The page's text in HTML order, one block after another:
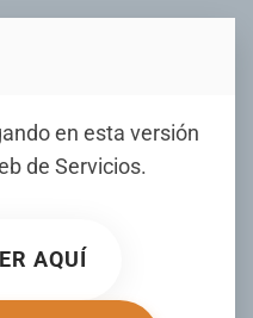
Medios
en esta versión
de Servicios.
AQUÍ
viven su
en medio
EL 27 ENERO 2026